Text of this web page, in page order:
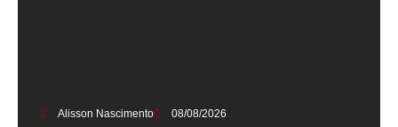
Alisson Nascimento 08/08/2026